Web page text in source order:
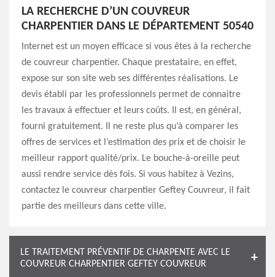
LA RECHERCHE D’UN COUVREUR
CHARPENTIER DANS LE DÉPARTEMENT 50540
Internet est un moyen efficace si vous êtes à la recherche
de couvreur charpentier. Chaque prestataire, en effet,
expose sur son site web ses différentes réalisations. Le
devis établi par les professionnels permet de connaitre
les travaux à effectuer et leurs coûts. Il est, en général,
fourni gratuitement. Il ne reste plus qu’à comparer les
offres de services et l’estimation des prix et de choisir le
meilleur rapport qualité/prix. Le bouche-à-oreille peut
aussi rendre service dès fois. Si vous habitez à Vezins,
contactez le couvreur charpentier Geftey Couvreur, il fait
partie des meilleurs dans cette ville.
LE TRAITEMENT PRÉVENTIF DE CHARPENTE AVEC LE
COUVREUR CHARPENTIER GEFTEY COUVREUR